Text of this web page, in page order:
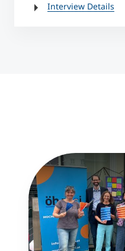
Interview Details